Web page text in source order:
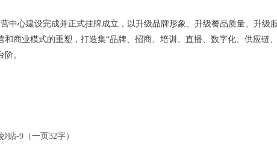
中心建设完成并正式挂牌成立，以升级品牌形象、升级餐品质量、升级
和商业模式的重塑，打造集“品牌、招商、培训、直播、数字化、供应链
。
贴-9（一页32字）